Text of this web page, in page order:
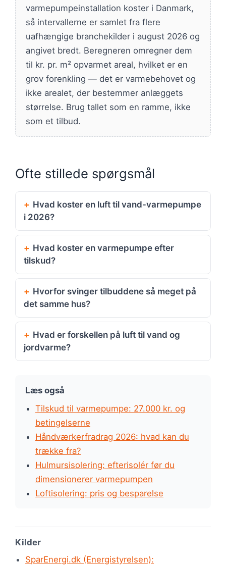
varmepumpeinstallation koster i Danmark,
så intervallerne er samlet fra flere
uafhængige branchekilder i august 2026 og
angivet bredt. Beregneren omregner dem
til kr. pr. m² opvarmet areal, hvilket er en
grov forenkling — det er varmebehovet og
ikke arealet, der bestemmer anlæggets
størrelse. Brug tallet som en ramme, ikke
som et tilbud.
Ofte stillede spørgsmål
Hvad koster en luft til vand-varmepumpe
i 2026?
Hvad koster en varmepumpe efter
tilskud?
Hvorfor svinger tilbuddene så meget på
det samme hus?
Hvad er forskellen på luft til vand og
jordvarme?
Læs også
Tilskud til varmepumpe: 27.000 kr. og
betingelserne
Håndværkerfradrag 2026: hvad kan du
trække fra?
Hulmursisolering: efterisolér før du
dimensionerer varmepumpen
Loftisolering: pris og besparelse
Kilder
SparEnergi.dk (Energistyrelsen):